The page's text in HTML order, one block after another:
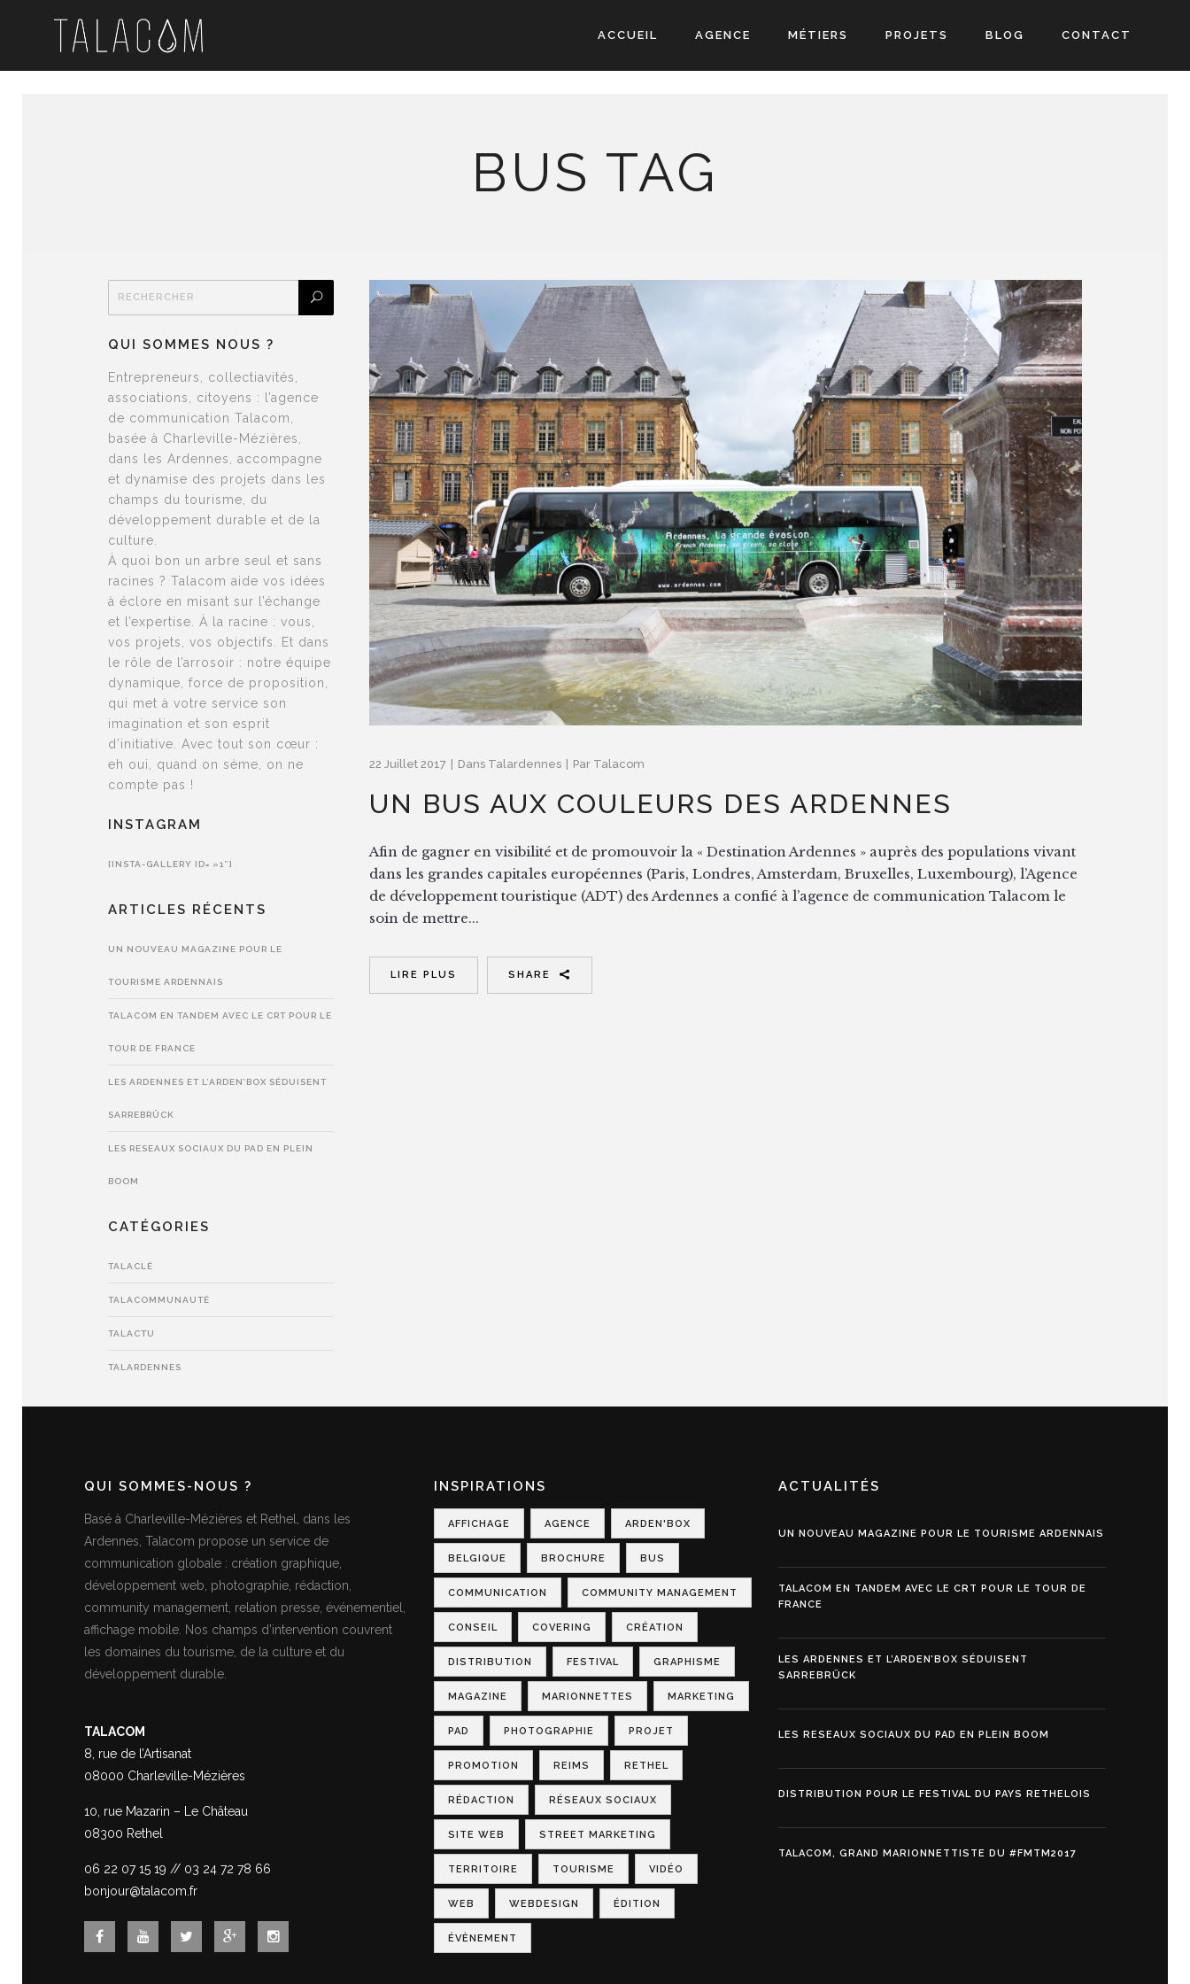
ACCUEIL AGENCE MÉTIERS PROJETS BLOG CONTACT
BUS TAG
QUI SOMMES NOUS ?
Entrepreneurs, collectiavités,
associations, citoyens : l’agence
de communication Talacom,
basée à Charleville-Mézières,
dans les Ardennes, accompagne
et dynamise des projets dans les
champs du tourisme, du
développement durable et de la
culture.
À quoi bon un arbre seul et sans
racines ? Talacom aide vos idées
à éclore en misant sur l’échange
et l’expertise. À la racine : vous,
vos projets, vos objectifs. Et dans
le rôle de l’arrosoir : notre équipe
dynamique, force de proposition,
qui met à votre service son
imagination et son esprit
d’initiative. Avec tout son cœur :
eh oui, quand on sème, on ne
compte pas !
INSTAGRAM
[INSTA-GALLERY ID= »1″]
ARTICLES RÉCENTS
UN NOUVEAU MAGAZINE POUR LE
TOURISME ARDENNAIS
TALACOM EN TANDEM AVEC LE CRT POUR LE
TOUR DE FRANCE
LES ARDENNES ET L’ARDEN’BOX SÉDUISENT
SARREBRÜCK
LES RESEAUX SOCIAUX DU PAD EN PLEIN
BOOM
CATÉGORIES
TALACLÉ
TALACOMMUNAUTÉ
TALACTU
TALARDENNES
22 Juillet 2017 Dans Talardennes Par Talacom
UN BUS AUX COULEURS DES ARDENNES
Afin de gagner en visibilité et de promouvoir la « Destination Ardennes » auprès des populations vivant
dans les grandes capitales européennes (Paris, Londres, Amsterdam, Bruxelles, Luxembourg), l’Agence
de développement touristique (ADT) des Ardennes a confié à l’agence de communication Talacom le
soin de mettre...
LIRE PLUS SHARE
QUI SOMMES-NOUS ?
Basé à Charleville-Mézières et Rethel, dans les
Ardennes, Talacom propose un service de
communication globale : création graphique,
développement web, photographie, rédaction,
community management, relation presse, événementiel,
affichage mobile. Nos champs d’intervention couvrent
les domaines du tourisme, de la culture et du
développement durable.
TALACOM
8, rue de l’Artisanat
08000 Charleville-Mézières
10, rue Mazarin – Le Château
08300 Rethel
06 22 07 15 19 // 03 24 72 78 66
bonjour@talacom.fr
INSPIRATIONS
AFFICHAGE AGENCE ARDEN'BOX
BELGIQUE BROCHURE BUS
COMMUNICATION COMMUNITY MANAGEMENT
CONSEIL COVERING CRÉATION
DISTRIBUTION FESTIVAL GRAPHISME
MAGAZINE MARIONNETTES MARKETING
PAD PHOTOGRAPHIE PROJET
PROMOTION REIMS RETHEL
RÉDACTION RÉSEAUX SOCIAUX
SITE WEB STREET MARKETING
TERRITOIRE TOURISME VIDÉO
WEB WEBDESIGN ÉDITION
ÉVÈNEMENT
ACTUALITÉS
UN NOUVEAU MAGAZINE POUR LE TOURISME ARDENNAIS
TALACOM EN TANDEM AVEC LE CRT POUR LE TOUR DE
FRANCE
LES ARDENNES ET L’ARDEN’BOX SÉDUISENT
SARREBRÜCK
LES RESEAUX SOCIAUX DU PAD EN PLEIN BOOM
DISTRIBUTION POUR LE FESTIVAL DU PAYS RETHELOIS
TALACOM, GRAND MARIONNETTISTE DU #FMTM2017